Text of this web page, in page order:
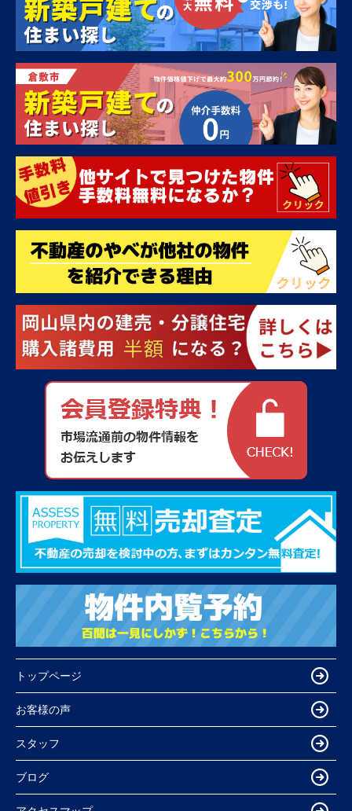
トップページ
お客様の声
スタッフ
ブログ